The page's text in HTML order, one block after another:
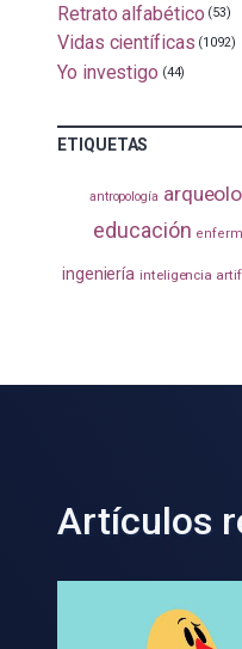
Retrato alfabético (53)
Vidas científicas (1092)
Yo investigo (44)
ETIQUETAS
antropología
educación
ingeniería inteligencia
Artículos